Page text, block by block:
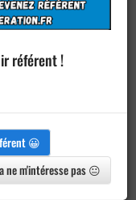
référent !
😀
ne m'intéresse pas 😐